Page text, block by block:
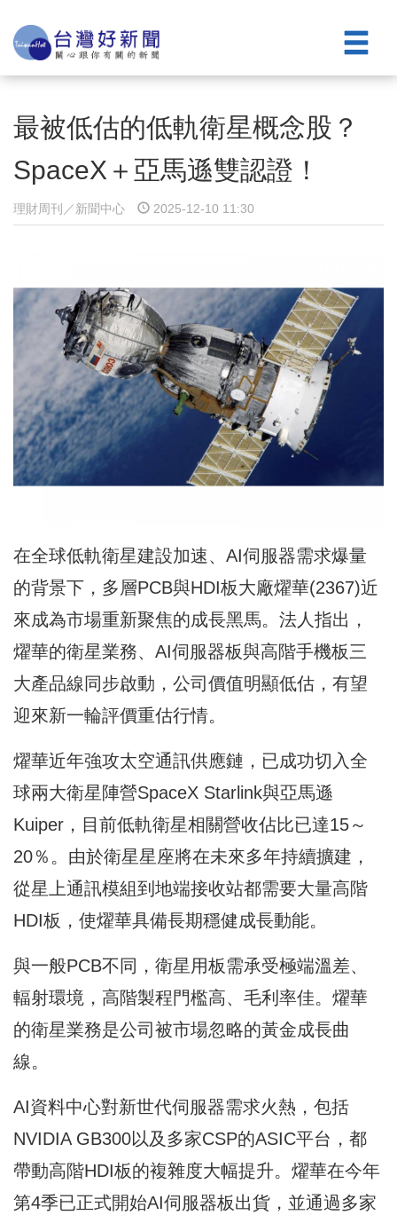
最被低估的低軌衛星概念股？
SpaceX＋亞馬遜雙認證！
理財周刊／新聞中心 2025-12-10 11:30
在全球低軌衛星建設加速、AI伺服器需求爆量
的背景下，多層PCB與HDI板大廠燿華(2367)近
來成為市場重新聚焦的成長黑馬。法人指出，
燿華的衛星業務、AI伺服器板與高階手機板三
大產品線同步啟動，公司價值明顯低估，有望
迎來新一輪評價重估行情。
燿華近年強攻太空通訊供應鏈，已成功切入全
球兩大衛星陣營SpaceX Starlink與亞馬遜
Kuiper，目前低軌衛星相關營收佔比已達15～
20％。由於衛星星座將在未來多年持續擴建，
從星上通訊模組到地端接收站都需要大量高階
HDI板，使燿華具備長期穩健成長動能。
與一般PCB不同，衛星用板需承受極端溫差、
輻射環境，高階製程門檻高、毛利率佳。燿華
的衛星業務是公司被市場忽略的黃金成長曲
線。
AI資料中心對新世代伺服器需求火熱，包括
NVIDIA GB300以及多家CSP的ASIC平台，都
帶動高階HDI板的複雜度大幅提升。燿華在今年
第4季已正式開始AI伺服器板出貨，並通過多家